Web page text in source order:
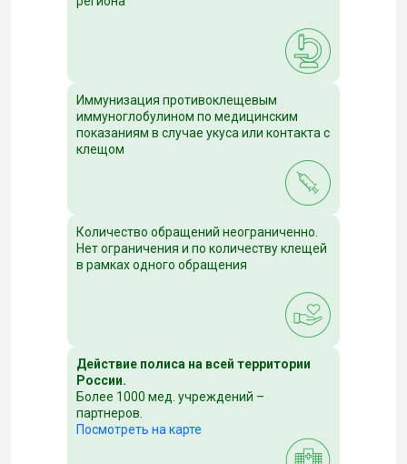
Иммунизация противоклещевым
иммуноглобулином по медицинским
показаниям в случае укуса или контакта с
клещом
Количество обращений неограниченно.
Нет ограничения и по количеству клещей
в рамках одного обращения
Действие полиса на всей территории
России.
Более 1000 мед. учреждений –
партнеров.
Посмотреть на карте